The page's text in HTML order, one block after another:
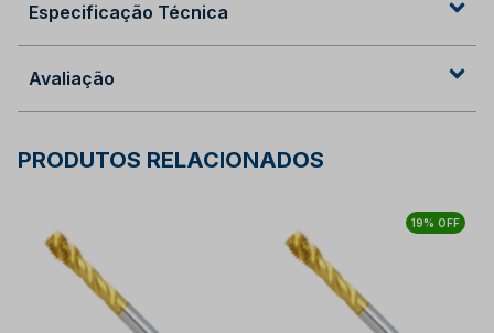
Especificação Técnica
Avaliação
PRODUTOS RELACIONADOS
19% OFF